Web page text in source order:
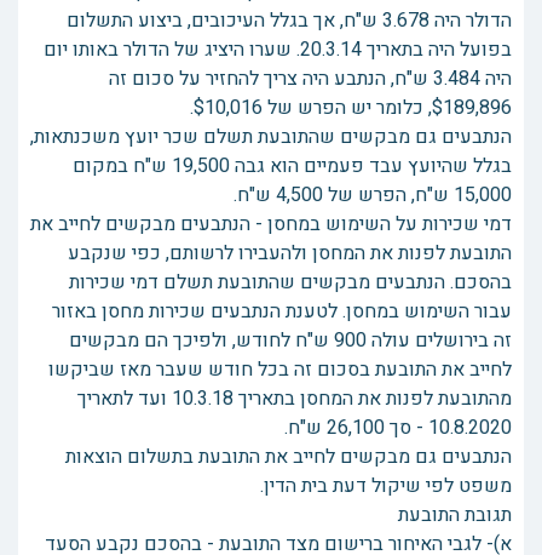
הדולר היה 3.678 ש"ח, אך בגלל העיכובים, ביצוע התשלום
בפועל היה בתאריך 20.3.14. שערו היציג של הדולר באותו יום
היה 3.484 ש"ח, הנתבע היה צריך להחזיר על סכום זה
$189,896, כלומר יש הפרש של $10,016.
הנתבעים גם מבקשים שהתובעת תשלם שכר יועץ משכנתאות,
בגלל שהיועץ עבד פעמיים הוא גבה 19,500 ש"ח במקום
15,000 ש"ח, הפרש של 4,500 ש"ח.
דמי שכירות על השימוש במחסן - הנתבעים מבקשים לחייב את
התובעת לפנות את המחסן ולהעבירו לרשותם, כפי שנקבע
בהסכם. הנתבעים מבקשים שהתובעת תשלם דמי שכירות
עבור השימוש במחסן. לטענת הנתבעים שכירות מחסן באזור
זה בירושלים עולה 900 ש"ח לחודש, ולפיכך הם מבקשים
לחייב את התובעת בסכום זה בכל חודש שעבר מאז שביקשו
מהתובעת לפנות את המחסן בתאריך 10.3.18 ועד לתאריך
10.8.2020 - סך 26,100 ש"ח.
הנתבעים גם מבקשים לחייב את התובעת בתשלום הוצאות
משפט לפי שיקול דעת בית הדין.
תגובת התובעת
א)- לגבי האיחור ברישום מצד התובעת - בהסכם נקבע הסעד